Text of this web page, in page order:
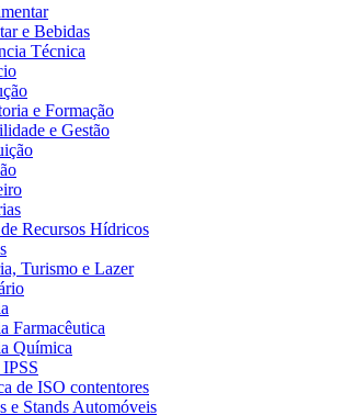
e Bebidas
Técnica
e Formação
e Gestão
Recursos Hídricos
Turismo e Lazer
Farmacêutica
Química
de ISO contentores
e Stands Automóveis